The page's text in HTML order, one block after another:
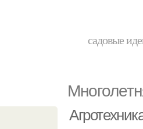
садовые